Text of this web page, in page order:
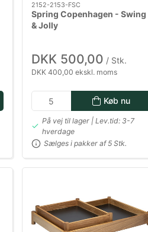
2152-2153-FSC
Spring Copenhagen - Swing
& Jolly
DKK 500,00 / Stk.
DKK 400,00 ekskl. moms
Køb nu
På vej til lager | Lev.tid: 3-7
hverdage
Sælges i pakker af 5 Stk.